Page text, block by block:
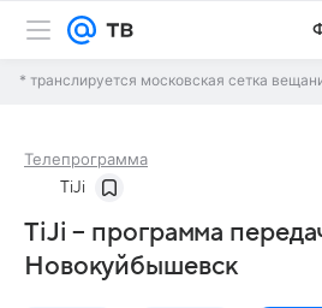
* транслируется московская сетка
Телепрограмма
TiJi
TiJi – программа
Новокуйбышевск